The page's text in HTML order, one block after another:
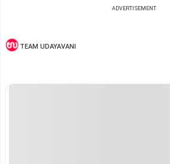
ADVERTISEMENT
TEAM UDAYAVANI